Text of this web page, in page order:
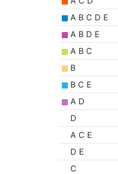
A B C D E
A B D E
A B C
B
B C E
A D
D
A C E
D E
C